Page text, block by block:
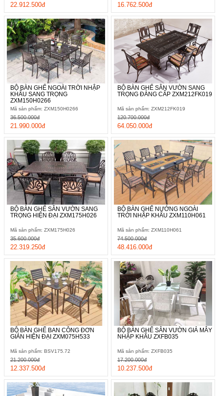
22.912.500đ 16.762.500đ
BỘ BÀN GHẾ NGOÀI TRỜI NHẬP
KHẨU SANG TRỌNG
ZXM150H0266
Mã sản phẩm: ZXM150H0266
21.990.000đ
36.500.000đ
BỘ BÀN GHẾ SÂN VƯỜN SANG
TRỌNG ĐẲNG CẤP ZXM212FK019
Mã sản phẩm: ZXM212FK019
64.050.000đ
120.700.000đ
BỘ BÀN GHẾ SÂN VƯỜN SANG
TRỌNG HIỆN ĐẠI ZXM175H026
Mã sản phẩm: ZXM175H026
22.319.250đ
35.600.000đ
BỘ BÀN GHẾ NƯỚNG NGOÀI
TRỜI NHẬP KHẨU ZXM110H061
Mã sản phẩm: ZXM110H061
48.416.000đ
74.500.000đ
BỘ BÀN GHẾ BAN CÔNG ĐƠN
GIẢN HIỆN ĐẠI ZXM075H533
Mã sản phẩm: BSV175.72
12.337.500đ
21.200.000đ
BỘ BÀN GHẾ SÂN VƯỜN GIẢ MÂY
NHẬP KHẨU ZXFB035
Mã sản phẩm: ZXFB035
10.237.500đ
17.200.000đ